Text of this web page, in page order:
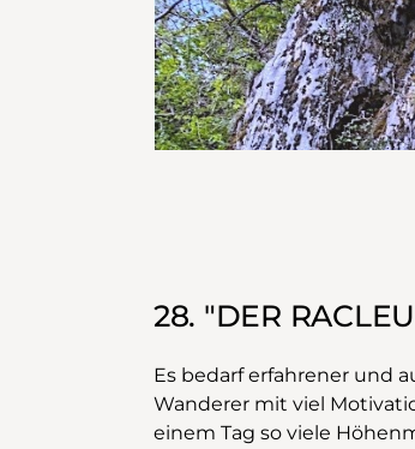
28. "DER
Es bedarf erfahrener und
Wanderer mit viel
einem Tag so viele